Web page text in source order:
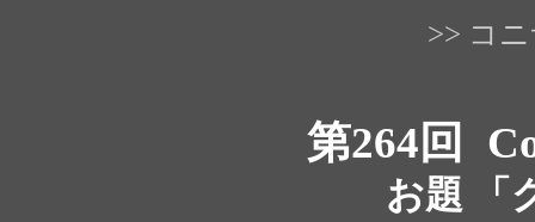
>> コ
第264回
お題 「